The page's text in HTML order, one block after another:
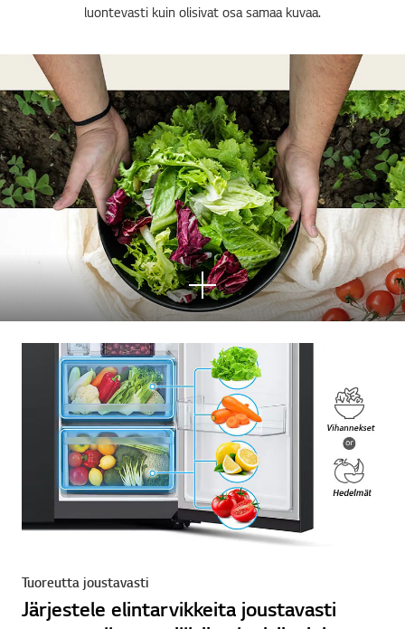
luontevasti kuin olisivat osa samaa kuvaa.
Lisä
ä
Tuoreutta joustavasti
Järjestele elintarvikkeita joustavasti